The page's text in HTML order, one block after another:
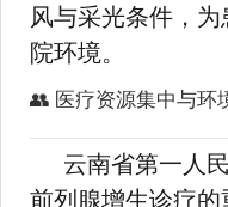
风与采光条件，
院环境。
👥 医疗资源集中与环
云南省第一人
前列腺增生诊疗